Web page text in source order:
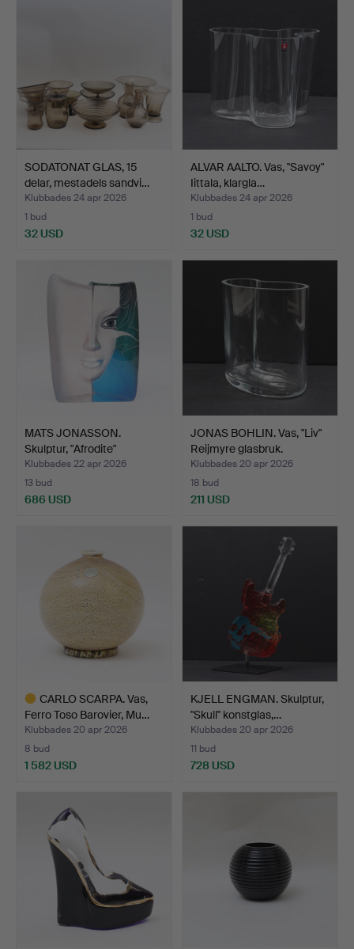
SODATONAT GLAS, 15
delar, mestadels sandvi…
Klubbades 24 apr 2026
1 bud
32 USD
ALVAR AALTO. Vas, "Savoy"
Iittala, klargla…
Klubbades 24 apr 2026
1 bud
32 USD
MATS JONASSON.
Skulptur, "Afrodite"
Numrer…
Klubbades 22 apr 2026
13 bud
686 USD
JONAS BOHLIN. Vas, "Liv"
Reijmyre glasbruk.
Klubbades 20 apr 2026
18 bud
211 USD
CARLO SCARPA. Vas,
Ferro Toso Barovier, Mu…
Klubbades 20 apr 2026
8 bud
1 582 USD
KJELL ENGMAN. Skulptur,
"Skull" konstglas,…
Klubbades 20 apr 2026
11 bud
728 USD